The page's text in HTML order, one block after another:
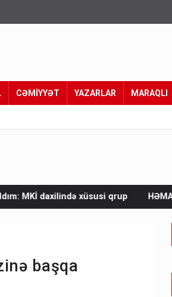
CƏMİYYƏT YAZARLAR MARAQLI
qrup HƏMAS İsrailə təzyiq
başqa